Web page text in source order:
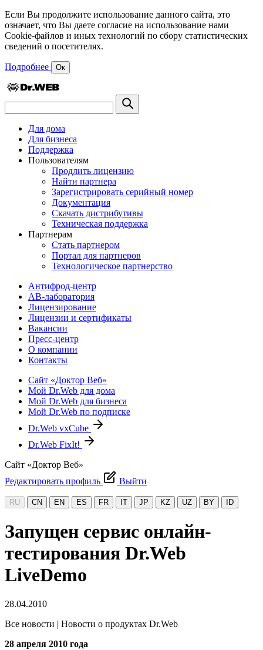
Если Вы продолжите использование данного сайта, это
означает, что Вы даете согласие на использование нами
Cookie-файлов и иных технологий по сбору статистических
сведений о посетителях.
Подробнее Ок
Для дома
Для бизнеса
Поддержка
Пользователям
Продлить лицензию
Найти партнера
Зарегистрировать серийный номер
Документация
Скачать дистрибутивы
Техническая поддержка
Партнерам
Стать партнером
Портал для партнеров
Технологическое партнерство
Антифрод-центр
АВ-лаборатория
Лицензирование
Лицензии и сертификаты
Вакансии
Пресс-центр
О компании
Контакты
Сайт «Доктор Веб»
Мой Dr.Web для дома
Мой Dr.Web для бизнеса
Мой Dr.Web по подписке
Dr.Web vxCube
Dr.Web FixIt!
Сайт «Доктор Веб»
Редактировать профиль
Выйти
RU CN EN ES FR IT JP KZ UZ BY ID
Запущен сервис онлайн-
тестирования Dr.Web
LiveDemo
28.04.2010
Все новости | Новости о продуктах Dr.Web
28 апреля 2010 года